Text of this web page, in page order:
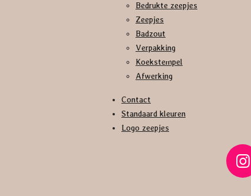
Bedrukte zeepjes
Zeepjes
Badzout
Verpakking
Koekstempel
Afwerking
Contact
Standaard kleuren
Logo zeepjes
I